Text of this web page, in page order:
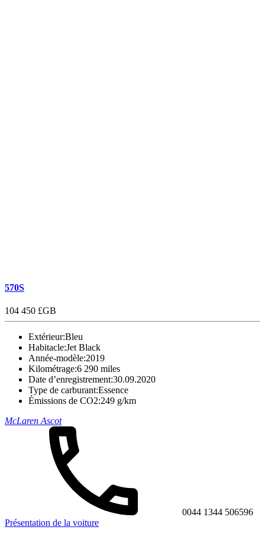
570S
104 450 £GB
Extérieur:Bleu
Habitacle:Jet Black
Année-modèle:2019
Kilométrage:6 290 miles
Date d’enregistrement:30.09.2020
Type de carburant:Essence
Émissions de CO2:249 g/km
McLaren Ascot
0044 1344 506596
Présentation de la voiture